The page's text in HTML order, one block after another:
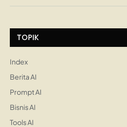
TOPIK
Index
Berita AI
Prompt AI
Bisnis AI
Tools AI